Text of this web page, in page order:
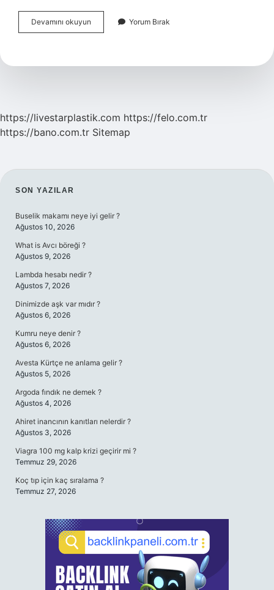
Devamını okuyun
500
Ayda
Yorum Bırak
https://livestarplastik.com https://felo.com.tr
https://bano.com.tr Sitemap
SIDEBAR
SON YAZILAR
Buselik makamı neye iyi gelir ?
Ağustos 10, 2026
What is Avcı böreği ?
Ağustos 9, 2026
Lambda hesabı nedir ?
Ağustos 7, 2026
Dinimizde aşk var mıdır ?
Ağustos 6, 2026
Kumru neye denir ?
Ağustos 6, 2026
Avesta Kürtçe ne anlama gelir ?
Ağustos 5, 2026
Argoda fındık ne demek ?
Ağustos 4, 2026
Ahiret inancının kanıtları nelerdir ?
Ağustos 3, 2026
Viagra 100 mg kalp krizi geçirir mi ?
Temmuz 29, 2026
Koç tıp için kaç sıralama ?
Temmuz 27, 2026